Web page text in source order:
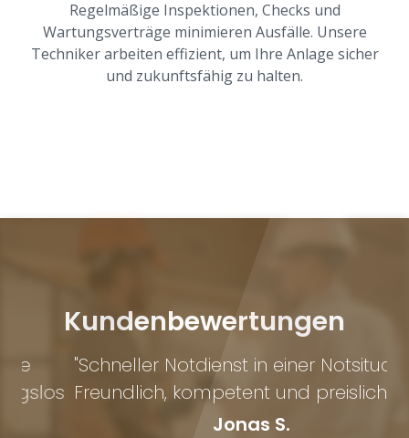
Regelmäßige Inspektionen, Checks und
Wartungsverträge minimieren Ausfälle. Unsere
Techniker arbeiten effizient, um Ihre Anlage sicher
und zukunftsfähig zu halten.
Kundenbewertungen
"Schneller Notdienst in einer Notsituation.
Freundlich, kompetent und preislich fair."
Jonas S.